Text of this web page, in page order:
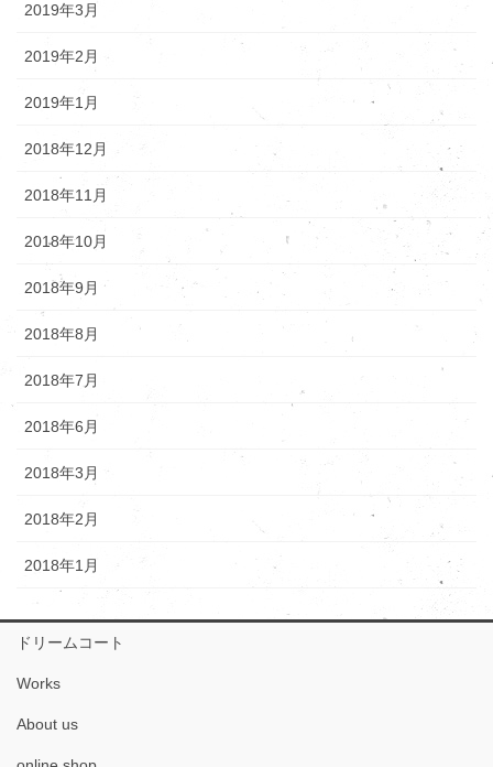
2019年3月
2019年2月
2019年1月
2018年12月
2018年11月
2018年10月
2018年9月
2018年8月
2018年7月
2018年6月
2018年3月
2018年2月
2018年1月
ドリームコート
Works
About us